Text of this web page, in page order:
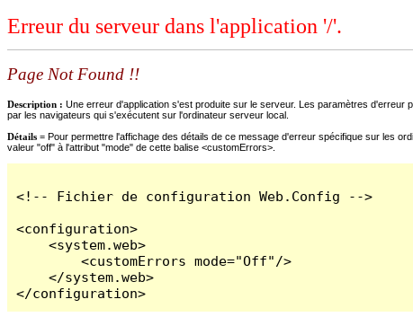
Erreur du serveur dans l'application '/'.
Page Not Found !!
Description : Une erreur d'application s'est produite sur le serveur. Les paramètres d'erreur
par les navigateurs qui s'exécutent sur l'ordinateur serveur local.
Détails = Pour permettre l'affichage des détails de ce message d'erreur spécifique sur les
valeur "off" à l'attribut "mode" de cette balise <customErrors>.
<!-- Fichier de configuration Web.Config -->
<configuration>
    <system.web>
        <customErrors mode="Off"/>
    </system.web>
</configuration>